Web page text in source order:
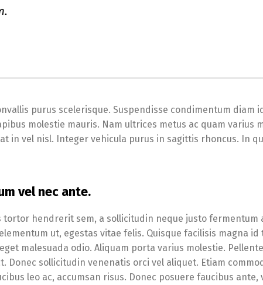
purus scelerisque. Suspendisse condimentum diam
molestie mauris. Nam ultrices metus ac quam varius
in vel nisl. Integer vehicula purus in sagittis rhoncus. In
vel nec ante.
hendrerit sem, a sollicitudin neque justo fermentum
ut, egestas vitae felis. Quisque facilisis magna
malesuada odio. Aliquam porta varius molestie.
Donec sollicitudin venenatis orci vel aliquet. Etiam
leo ac, accumsan risus. Donec posuere faucibus ante,